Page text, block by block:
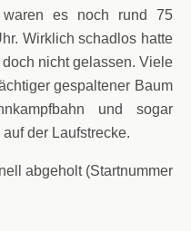
es noch rund 75
Wirklich schadlos hatte
nicht gelassen. Viele
gespaltener Baum
und sogar
der Laufstrecke.
abgeholt (Startnummer